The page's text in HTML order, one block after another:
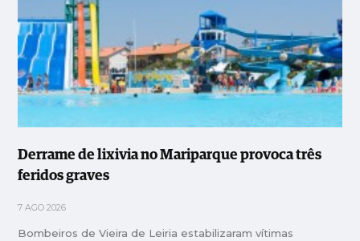
Derrame de lixivia no Mariparque provoca três
feridos graves
7 AGO 2026
Bombeiros de Vieira de Leiria estabilizaram vítimas